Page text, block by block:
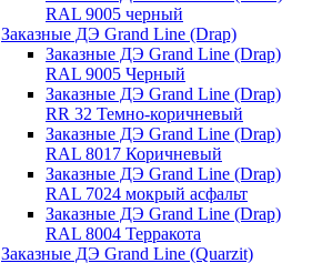
RAL 9005 черный
Заказные ДЭ Grand Line (Drap)
Заказные ДЭ Grand Line (Drap)
RAL 9005 Черный
Заказные ДЭ Grand Line (Drap)
RR 32 Темно-коричневый
Заказные ДЭ Grand Line (Drap)
RAL 8017 Коричневый
Заказные ДЭ Grand Line (Drap)
RAL 7024 мокрый асфальт
Заказные ДЭ Grand Line (Drap)
RAL 8004 Терракота
Заказные ДЭ Grand Line (Quarzit)